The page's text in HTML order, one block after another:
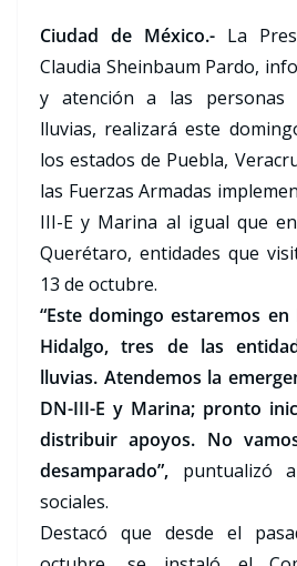
Ciudad de México.- La
Claudia Sheinbaum Pardo,
y atención a las personas
lluvias, realizará este
los estados de Puebla,
las Fuerzas Armadas
III-E y Marina al igual que
Querétaro, entidades que
13 de octubre.
“Este domingo estaremos en
Hidalgo, tres de las
lluvias. Atendemos la
DN-III-E y Marina; pronto
distribuir apoyos. No
desamparado”, puntualizó
sociales.
Destacó que desde el